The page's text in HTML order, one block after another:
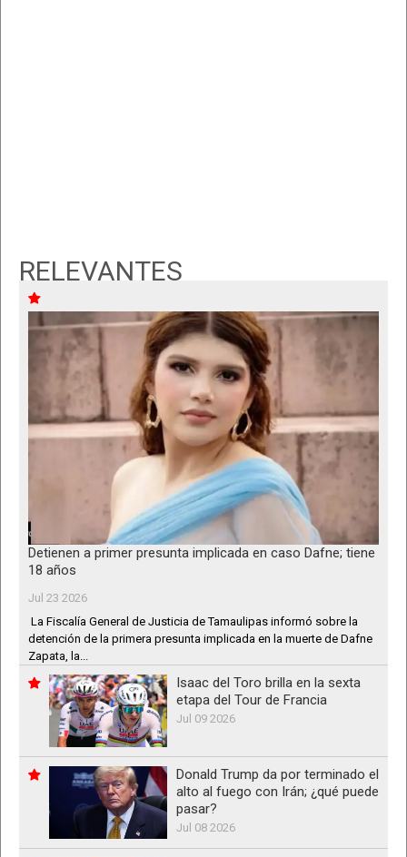
RELEVANTES
Detienen a primer presunta implicada en caso Dafne; tiene
18 años
Jul 23 2026
La Fiscalía General de Justicia de Tamaulipas informó sobre la
detención de la primera presunta implicada en la muerte de Dafne
Zapata, la...
Isaac del Toro brilla en la sexta
etapa del Tour de Francia
Jul 09 2026
Donald Trump da por terminado el
alto al fuego con Irán; ¿qué puede
pasar?
Jul 08 2026